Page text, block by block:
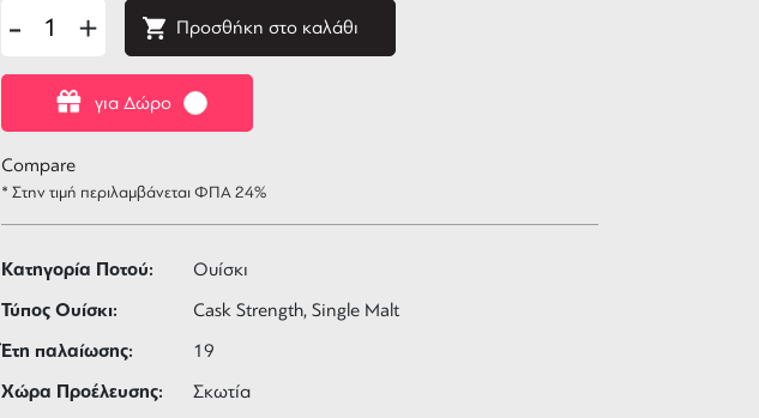
για Δώρο
- + Προσθήκη στο καλάθι
Compare
* Στην τιμή περιλαμβάνεται ΦΠΑ 24%
Κατηγορία Ποτού: Ουίσκι
Τύπος Ουίσκι: Cask Strength, Single Malt
Έτη παλαίωσης: 19
Χώρα Προέλευσης: Σκωτία